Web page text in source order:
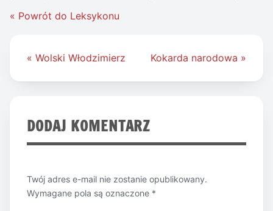
« Powrót do Leksykonu
Nawigacja
« Wolski Włodzimierz Kokarda narodowa »
DODAJ KOMENTARZ
Twój adres e-mail nie zostanie opublikowany.
Wymagane pola są oznaczone *